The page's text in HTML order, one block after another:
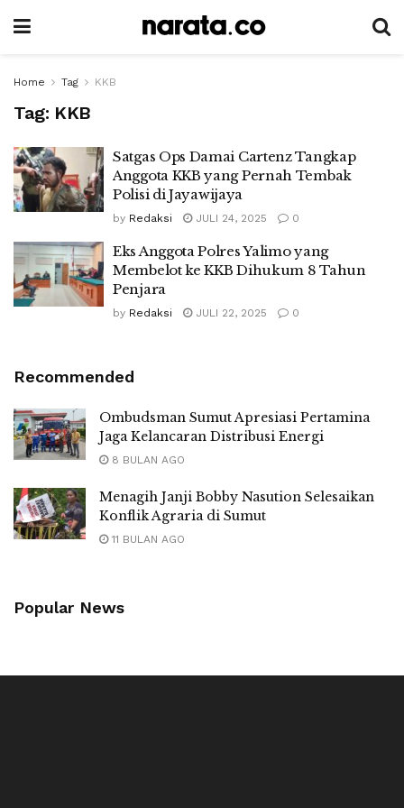
Home Tag KKB
Tag: KKB
Satgas Ops Damai Cartenz Tangkap
Anggota KKB yang Pernah Tembak
Polisi di Jayawijaya
by Redaksi JULI 24, 2025 0
Eks Anggota Polres Yalimo yang
Membelot ke KKB Dihukum 8 Tahun
Penjara
by Redaksi JULI 22, 2025 0
Recommended
Ombudsman Sumut Apresiasi Pertamina
Jaga Kelancaran Distribusi Energi
8 BULAN AGO
Menagih Janji Bobby Nasution Selesaikan
Konflik Agraria di Sumut
11 BULAN AGO
Popular News